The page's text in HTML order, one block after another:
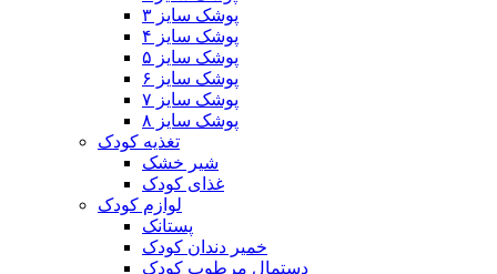
پوشک سایز ۳
پوشک سایز ۴
پوشک سایز ۵
پوشک سایز ۶
پوشک سایز ۷
پوشک سایز ۸
تغذیه کودک
شیر خشک
غذای کودک
لوازم کودک
پستانک
خمیر دندان کودک
دستمال مرطوب کودک